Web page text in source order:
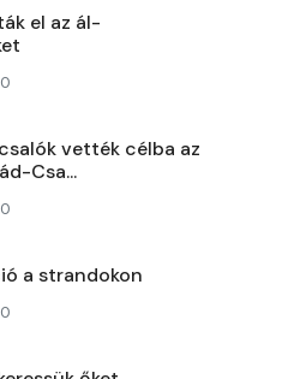
el az ál-
vették célba az
Csa...
a strandokon